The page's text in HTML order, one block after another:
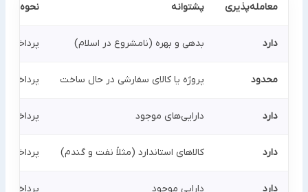
معامله‌پذیری پشتوانه نحوه
دارد بدهی و بهره (نامشروع در ‏اسلام)‏ پرداخت
محدود پروژه یا کالای سفارشی در ‏حال ساخت پرداخت
دارد دارایی‌های موجود پرداخت
دارد کالاهای استاندارد (مثلاً ‏نفت و گندم)‏ پرداخت
دارد دارایی موجود پرداخت